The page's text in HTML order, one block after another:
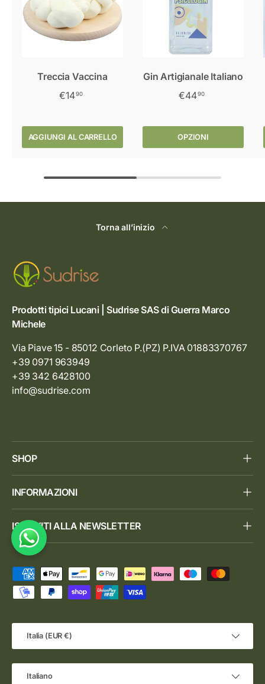
Treccia Vaccina
€1490
AGGIUNGI AL CARRELLO
Gin Artigianale Italiano
€4490
OPZIONI
Torna all’inizio
Prodotti tipici Lucani | Sudrise SAS di Guerra Marco
Michele
Via Piave 15 - 85012 Corleto P.(PZ) P.IVA 01883370767
+39 0971 963949
+39 342 6428100
info@sudrise.com
SHOP
INFORMAZIONI
ISCRIVITI ALLA NEWSLETTER
Metodi di pagamento accettati
Italia (EUR €)
Italiano